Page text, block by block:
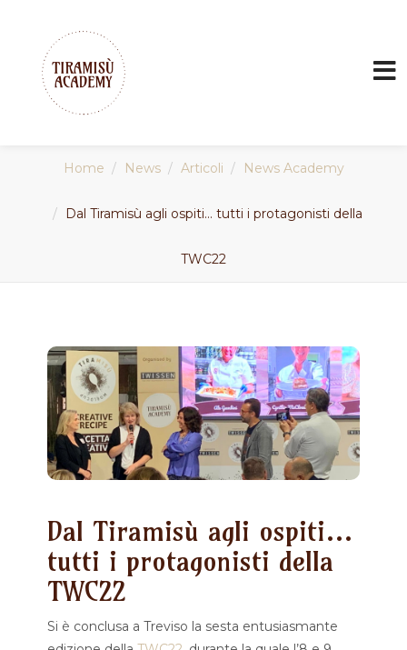
Home News Articoli News Academy
Dal Tiramisù agli ospiti… tutti i protagonisti della
TWC22
Dal Tiramisù agli ospiti…
tutti i protagonisti della
TWC22
Si è conclusa a Treviso la sesta entusiasmante